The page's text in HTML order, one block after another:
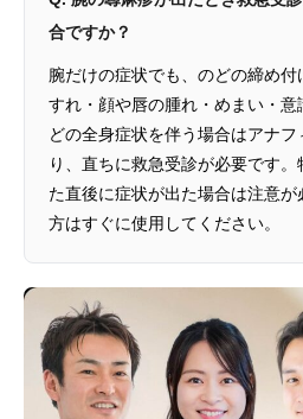
合ですか？
腕だけの症状でも、のどの締め
すれ・顔や唇の腫れ・めまい・
どの全身症状を伴う場合はアナ
り、直ちに救急受診が必要です
た直後に症状が出た場合は注意
方はすぐに使用してください。